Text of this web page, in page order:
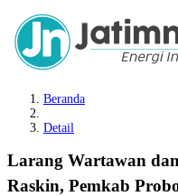
Beranda
Detail
Larang Wartawan
Raskin, Pemkab